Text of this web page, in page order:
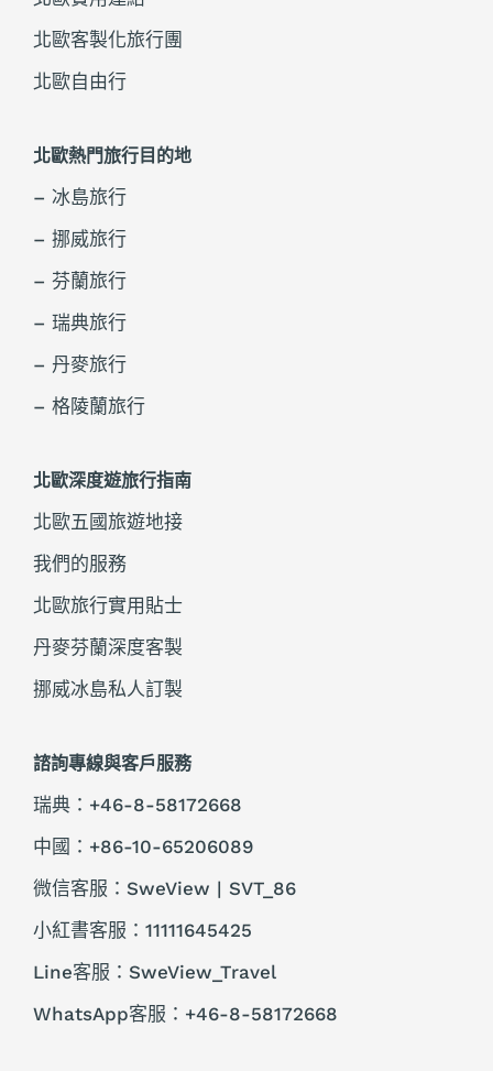
北歐客製化旅行團
北歐自由行
北歐熱門旅行目的地
– 冰島旅行
– 挪威旅行
– 芬蘭旅行
– 瑞典旅行
– 丹麥旅行
– 格陵蘭旅行
北歐深度遊旅行指南
北歐五國旅遊地接
我們的服務
北歐旅行實用貼士
丹麥芬蘭深度客製
挪威冰島私人訂製
諮詢專線與客戶服務
瑞典：+46-8-58172668
中國：+86-10-65206089
微信客服：SweView | SVT_86
小紅書客服：11111645425
Line客服：SweView_Travel
WhatsApp客服：+46-8-58172668